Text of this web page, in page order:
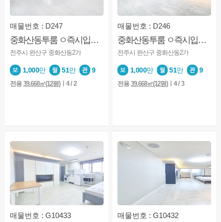
매물번호 : D247
중화산동투룸 ㅇ즉시입주 ㅇ엘베 ㅇ신축급 ㅇ컨디션굿 ㅇ노고민
전주시 완산구 중화산동2가
1,000만 51만 9
전용39.668㎡(12평)ㅣ4 / 2
매물번호 : D246
중화산동투룸 ㅇ즉시입주 ㅇ엘베 ㅇ신축급 ㅇ컨디션굿 ㅇ노고민
전주시 완산구 중화산동2가
1,000만 51만 9
전용39.668㎡(12평)ㅣ4 / 3
매물번호 : G10433 매물번호 : G10432